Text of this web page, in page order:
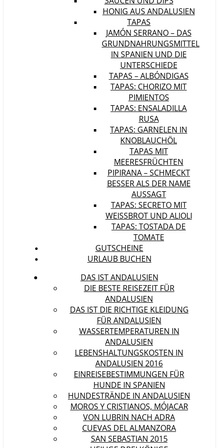
HONIG AUS ANDALUSIEN
TAPAS
JAMÓN SERRANO – DAS
GRUNDNAHRUNGSMITTEL
IN SPANIEN UND DIE
UNTERSCHIEDE
TAPAS – ALBÓNDIGAS
TAPAS: CHORIZO MIT
PIMIENTOS
TAPAS: ENSALADILLA
RUSA
TAPAS: GARNELEN IN
KNOBLAUCHÖL
TAPAS MIT
MEERESFRÜCHTEN
PIPIRANA – SCHMECKT
BESSER ALS DER NAME
AUSSAGT
TAPAS: SECRETO MIT
WEISSBROT UND ALIOLI
TAPAS: TOSTADA DE
TOMATE
GUTSCHEINE
URLAUB BUCHEN
DAS IST ANDALUSIEN
DIE BESTE REISEZEIT FÜR
ANDALUSIEN
DAS IST DIE RICHTIGE KLEIDUNG
FÜR ANDALUSIEN
WASSERTEMPERATUREN IN
ANDALUSIEN
LEBENSHALTUNGSKOSTEN IN
ANDALUSIEN 2016
EINREISEBESTIMMUNGEN FÜR
HUNDE IN SPANIEN
HUNDESTRÄNDE IN ANDALUSIEN
MOROS Y CRISTIANOS, MÓJACAR
VON LUBRIN NACH ADRA
CUEVAS DEL ALMANZORA
SAN SEBASTIAN 2015